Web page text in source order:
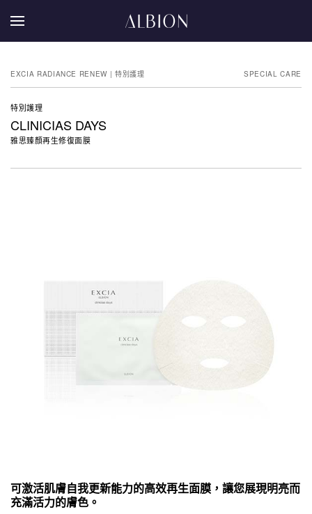
EXCIA RADIANCE RENEW | 特別護理 SPECIAL CARE
特別護理
CLINICIAS DAYS
雅思臻顏再生修復面膜
可激活肌膚自我更新能力的高效再生面膜，讓您展現明亮而
充滿活力的膚色。